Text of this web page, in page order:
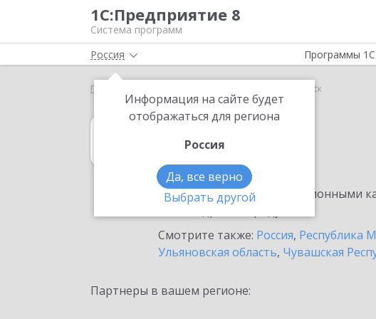
1С:Предприятие 8
Система программ
Россия
Информация на сайте будет
отображаться для региона
Россия
Да, все верно
Выбрать другой
Программы 1С
Главная Саранск
1С:Гаражи
в Саранске
Ознакомьтесь с информационными
Смотрите также: Россия, Республика
Ульяновская область, Чувашская
Партнеры в вашем регионе: